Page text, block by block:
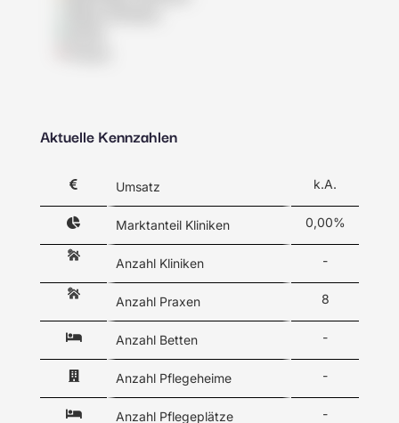
Aktuelle Kennzahlen
Umsatz k.A.
Marktanteil Kliniken 0,00%
Anzahl Kliniken -
Anzahl Praxen 8
Anzahl Betten -
Anzahl Pflegeheime -
Anzahl Pflegeplätze -